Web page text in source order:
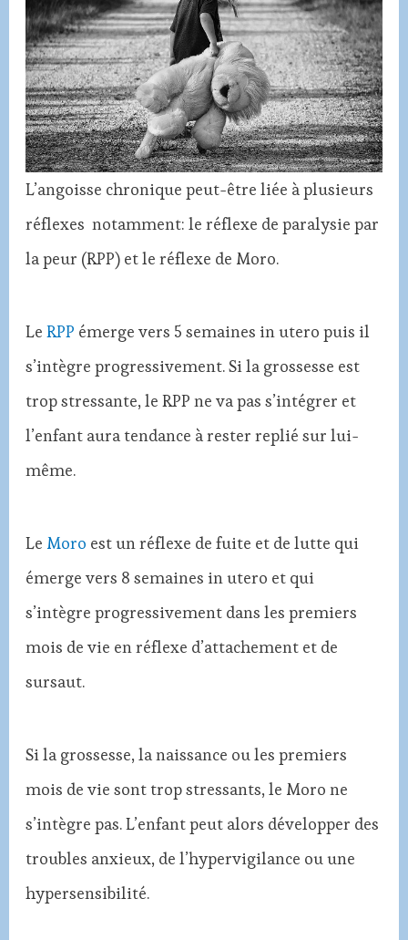
L’angoisse chronique peut-être liée à plusieurs
réflexes notamment: le réflexe de paralysie par
la peur (RPP) et le réflexe de Moro.
LeRPP émerge vers 5 semaines in utero puis il
s’intègre progressivement. Si la grossesse est
trop stressante, le RPP ne va pas s’intégrer et
l’enfant aura tendance à rester replié sur lui-
même.
Le Moro est un réflexe de fuite et de lutte qui
émerge vers 8 semaines in utero et qui
s’intègre progressivement dans les premiers
mois de vie en réflexe d’attachement et de
sursaut.
Si la grossesse, la naissance ou les premiers
mois de vie sont trop stressants, le Moro ne
s’intègre pas. L’enfant peut alors développer des
troubles anxieux, de l’hypervigilance ou une
hypersensibilité.